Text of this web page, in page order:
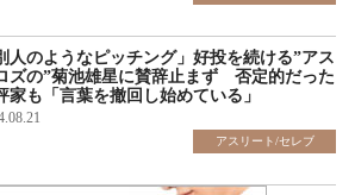
人のようなピッチング」好投を続ける”アス
ズの”菊池雄星に賛辞止まず 否定的だった
家も「言葉を撤回し始めている」
アスリート/セレブ